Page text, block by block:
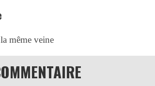
même veine